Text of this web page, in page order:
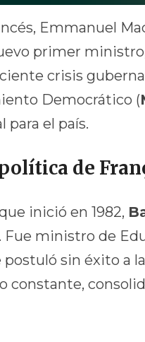
Emmanuel
primer
crisis
Democrático (
el país.
de
inició en 1982,
Fue ministro de
postuló sin éxito a
constante,